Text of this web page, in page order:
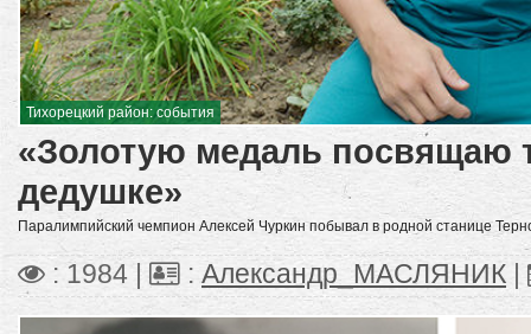
Тихорецкий район: события
«Золотую медаль посвящаю
дедушке»
Паралимпийский чемпион Алексей Чуркин побывал в родной станице
: 1984 | : Александр_МАСЛЯНИК